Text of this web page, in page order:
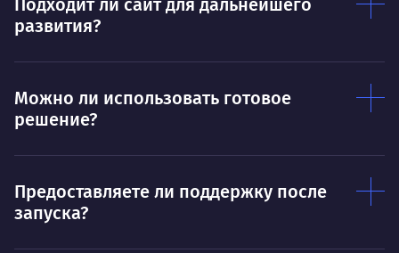
сказано.
развития?
Можно ли использовать готовое
решение?
Предоставляете ли поддержку после
запуска?